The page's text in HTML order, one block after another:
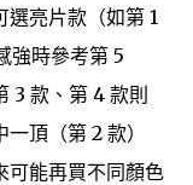
亮片款（如第 1
強時參考第 5
3 款、第 4 款則
頂（第 2 款）
可能再買不同顏色